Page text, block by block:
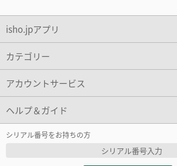
isho.jpアプリ
カテゴリー
アカウントサービス
ヘルプ＆ガイド
シリアル番号をお持ちの方
シリアル番号入力